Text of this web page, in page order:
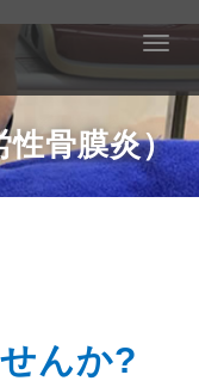
T
o
g
g
l
e
n
骨膜炎）
んか?